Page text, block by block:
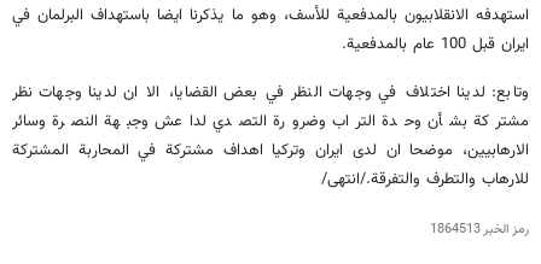
استهدفه الانقلابيون بالمدفعية للأسف، وهو ما يذكرنا ايضا باستهداف البرلمان في
ايران قبل 100 عام بالمدفعية.
وتابع: لدينا اختلاف في وجهات النظر في بعض القضايا، الا ان لدينا وجهات نظر
مشتركة بشأن وحدة التراب وضرورة التصدي لداعش وجبهة النصرة وسائر
الارهابيين، موضحا ان لدى ايران وتركيا اهداف مشتركة في المحاربة المشتركة
للارهاب والتطرف والتفرقة./انتهى/
رمز الخبر1864513